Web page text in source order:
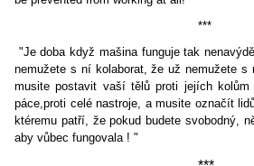
***
"Je doba když mašina funguje tak
nemužete s ní kolaborat, že už nemužete s
musitepostavit vaší tělů proti jejích kolům
páce,proti celé nastroje, a musite označít
ktéremu patří, že pokud budete svobodný,
aby vůbec fungovala ! "